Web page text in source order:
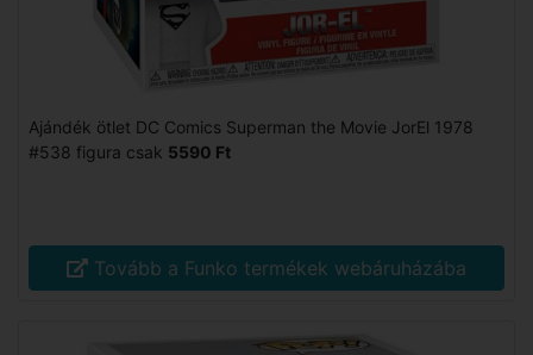
Ajándék ötlet DC Comics Superman the Movie JorEl 1978
#538 figura csak 5590 Ft
Tovább a Funko termékek webáruházába